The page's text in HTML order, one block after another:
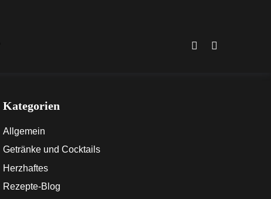
Kategorien
Allgemein
Getränke und Cocktails
Herzhaftes
Rezepte-Blog